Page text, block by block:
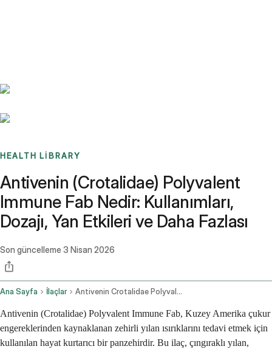
HEALTH LIBRARY
Antivenin (Crotalidae) Polyvalent
Immune Fab Nedir: Kullanımları,
Dozajı, Yan Etkileri ve Daha Fazlası
Son güncelleme 3 Nisan 2026
Ana Sayfa İlaçlar Antivenin Crotalidae Polyvalent Immune Fab Intravenous Route
Antivenin (Crotalidae) Polyvalent Immune Fab, Kuzey Amerika çukur
engereklerinden kaynaklanan zehirli yılan ısırıklarını tedavi etmek için
kullanılan hayat kurtarıcı bir panzehirdir. Bu ilaç, çıngıraklı yılan,